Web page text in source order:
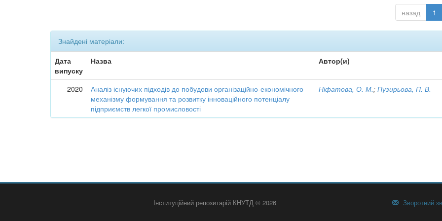
назад 1
Знайдені матеріали:
Дата
випуску
Назва Автор(и)
2020
Аналіз існуючих підходів до побудови організаційно-економічного
механізму формування та розвитку інноваційного потенціалу
підприємств легкої промисловості
Ніфатова, О. М.;Пузирьова, П. В.
Інституційний репозитарій КНУТД © 2026 Зворотний